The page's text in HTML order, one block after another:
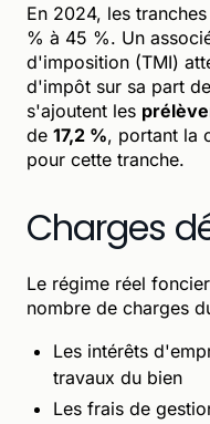
En 2024, les
% à 45 %. Un
d'imposition (TMI)
d'impôt sur sa part
s'ajoutent les
de 17,2 %, portant la
pour cette tranche.
Charges
Le régime réel
nombre de charges
Les intérêts
travaux du bien
Les frais de